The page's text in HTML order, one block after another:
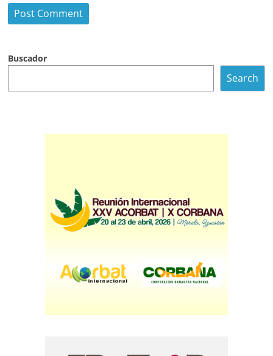
Buscador
Search